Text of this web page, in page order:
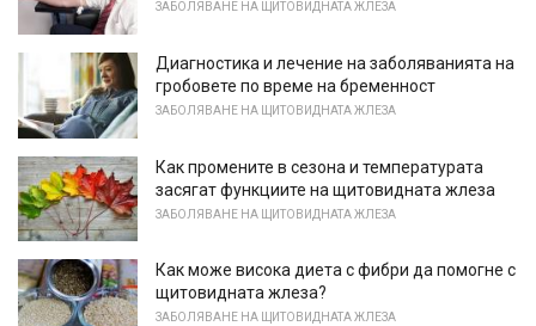
ЗАБОЛЯВАНЕ НА ЩИТОВИДНАТА ЖЛЕЗА
Диагностика и лечение на заболяванията на
гробовете по време на бременност
ЗАБОЛЯВАНЕ НА ЩИТОВИДНАТА ЖЛЕЗА
Как промените в сезона и температурата
засягат функциите на щитовидната жлеза
ЗАБОЛЯВАНЕ НА ЩИТОВИДНАТА ЖЛЕЗА
Как може висока диета с фибри да помогне с
щитовидната жлеза?
ЗАБОЛЯВАНЕ НА ЩИТОВИДНАТА ЖЛЕЗА